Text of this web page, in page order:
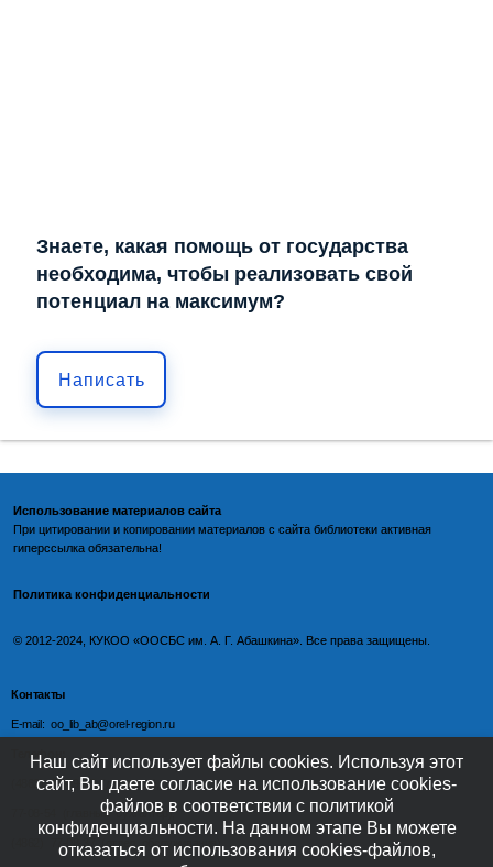
Знаете, какая помощь от государства
необходима, чтобы реализовать свой
потенциал на максимум?
Написать
Использование материалов сайта
При цитировании и копировании материалов с сайта библиотеки активная
гиперссылка обязательна!
Политика конфиденциальности
©️ 2012-2024, КУКОО «ООСБС им. А. Г. Абашкина». Все права защищены.
Контакты
E-mail: oo_lib_ab@orel-region.ru
Телефон:
(4862) 77-09-75 (директор),
77-08-54 (главный бухгалтер),
Наш сайт использует файлы cookies. Используя этот
сайт, Вы даете согласие на использование cookies-
файлов в соответствии с политикой
конфиденциальности. На данном этапе Вы можете
отказаться от использования cookies-файлов,